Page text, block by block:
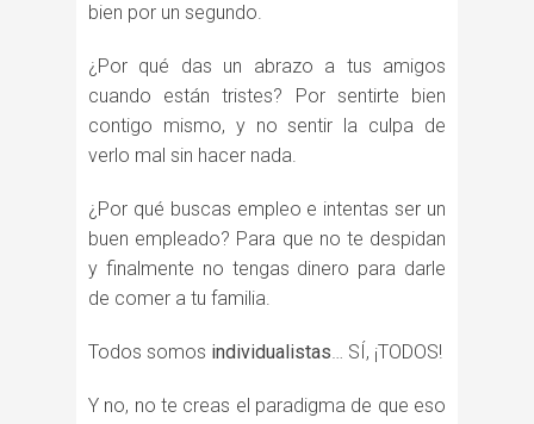
bien por un segundo.
¿Por qué das un abrazo a tus amigos
cuando están tristes? Por sentirte bien
contigo mismo, y no sentir la culpa de
verlo mal sin hacer nada.
¿Por qué buscas empleo e intentas ser un
buen empleado? Para que no te despidan
y finalmente no tengas dinero para darle
de comer a tu familia.
Todos somos individualistas… SÍ, ¡TODOS!
Y no, no te creas el paradigma de que eso